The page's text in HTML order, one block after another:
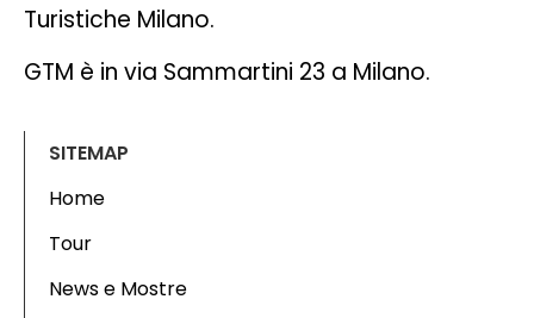
Turistiche Milano.
GTM è in via Sammartini 23 a Milano.
SITEMAP
Home
Tour
News e Mostre